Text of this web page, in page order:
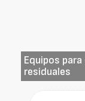
Equipos
residuales